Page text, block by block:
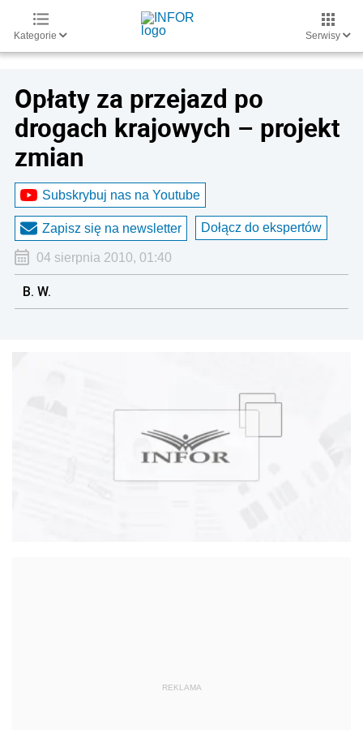
Kategorie Serwisy
Opłaty za przejazd po
drogach krajowych – projekt
zmian
Subskrybuj nas na Youtube
Zapisz się na newsletter Dołącz do ekspertów
04 sierpnia 2010, 01:40
B. W.